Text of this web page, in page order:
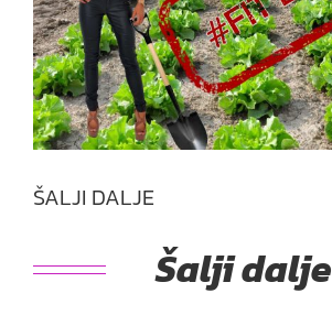
ŠALJI DALJE
Šalji dalje